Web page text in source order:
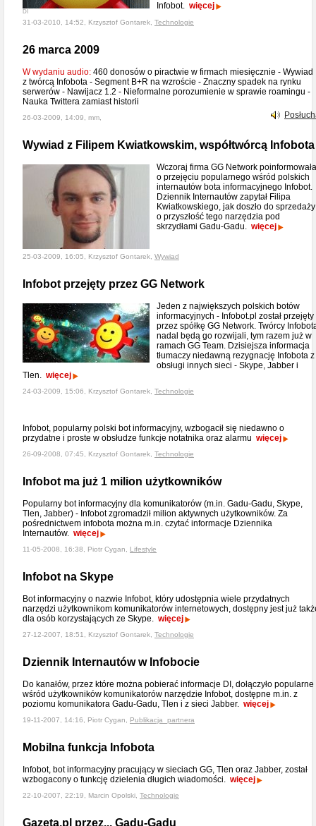
DI
Infobot. więcej
31-03-2010, 14:52, Krzysztof Gontarek, Technologie
26 marca 2009
W wydaniu audio: 460 donosów o piractwie w firmach miesięcznie - Wywiad
z twórcą Infobota - Segment B+R na wzroście - Znaczny spadek na rynku
serwerów - Nawijacz 1.2 - Nieformalne porozumienie w sprawie roamingu -
Nauka Twittera zamiast historii
26-03-2009, 14:09, mm,
Wywiad z Filipem Kwiatkowskim, współtwórcą Infobota
Wczoraj firma GG Network poinformowała
o przejęciu popularnego wśród polskich
internautów bota informacyjnego Infobot.
Dziennik Internautów zapytał Filipa
Kwiatkowskiego, jak doszło do
o przyszłość tego narzędzia pod
skrzydłami Gadu-Gadu. więcej
25-03-2009, 16:05, Krzysztof Gontarek, Wywiad
Infobot przejęty przez GG Network
Jeden z największych polskich botów
informacyjnych - Infobot.pl został przejęty
przez spółkę GG Network. Twórcy
nadal będą go rozwijali, tym razem już w
ramach GG Team. Dzisiejsza informacja
tłumaczy niedawną rezygnację Infobota z
obsługi innych sieci - Skype, Jabber i
Tlen. więcej
24-03-2009, 15:06, Krzysztof Gontarek, Technologie
Infobot, popularny polski bot informacyjny, wzbogacił się niedawno o
przydatne i proste w obsłudze funkcje notatnika oraz alarmu więcej
26-09-2008, 07:45, Krzysztof Gontarek, Technologie
Infobot ma już 1 milion użytkowników
Popularny bot informacyjny dla komunikatorów (m.in. Gadu-Gadu, Skype,
Tlen, Jabber) - Infobot zgromadził milion aktywnych użytkowników. Za
pośrednictwem infobota można m.in. czytać informacje Dziennika
Internautów. więcej
11-05-2008, 16:38, Piotr Cygan, Lifestyle
Infobot na Skype
Bot informacyjny o nazwie Infobot, który udostępnia wiele przydatnych
narzędzi użytkownikom komunikatorów internetowych, dostępny jest już
dla osób korzystających ze Skype. więcej
27-12-2007, 18:51, Krzysztof Gontarek, Technologie
Dziennik Internautów w Infobocie
Do kanałów, przez które można pobierać informacje DI, dołączyło popularne
wśród użytkowników komunikatorów narzędzie Infobot, dostępne m.in. z
poziomu komunikatora Gadu-Gadu, Tlen i z sieci Jabber. więcej
19-11-2007, 14:16, Piotr Cygan, Publikacja_partnera
Mobilna funkcja Infobota
Infobot, bot informacyjny pracujący w sieciach GG, Tlen oraz Jabber, został
wzbogacony o funkcję dzielenia długich wiadomości. więcej
22-10-2007, 22:19, Marcin Opolski, Technologie
Gazeta.pl przez... Gadu-Gadu